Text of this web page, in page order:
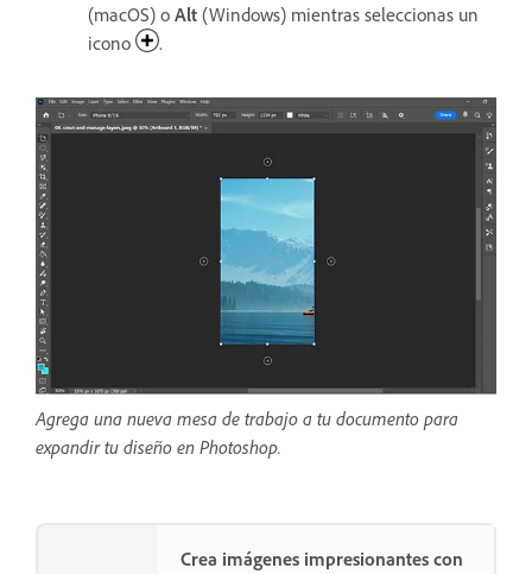
(macOS) o Alt (Windows) mientras seleccionas un
icono
.
Agrega una nueva mesa de trabajo a tu documento para
expandir tu diseño en Photoshop.
Crea imágenes impresionantes con